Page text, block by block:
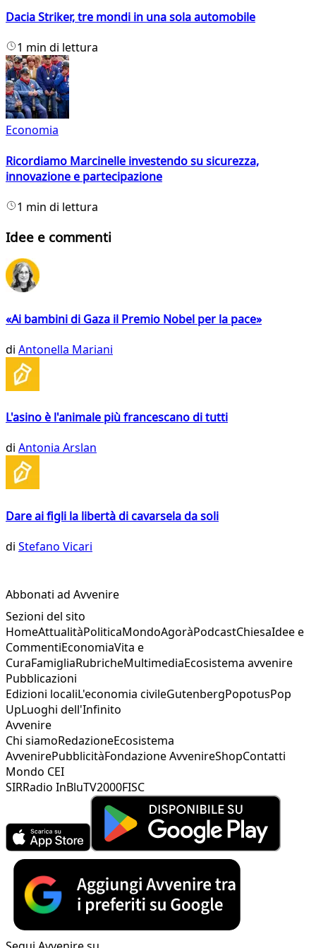
Dacia Striker, tre mondi in una sola automobile
1 min di lettura
Economia
Ricordiamo Marcinelle investendo su sicurezza,
innovazione e partecipazione
1 min di lettura
Idee e commenti
«Ai bambini di Gaza il Premio Nobel per la pace»
di Antonella Mariani
L'asino è l'animale più francescano di tutti
di Antonia Arslan
Dare ai figli la libertà di cavarsela da soli
di Stefano Vicari
Abbonati ad Avvenire
Sezioni del sito
HomeAttualitàPoliticaMondoAgoràPodcastChiesaIdee e
CommentiEconomiaVita e
CuraFamigliaRubricheMultimediaEcosistema avvenire
Pubblicazioni
Edizioni localiL'economia civileGutenbergPopotusPop
UpLuoghi dell'Infinito
Avvenire
Chi siamoRedazioneEcosistema
AvvenirePubblicitàFondazione AvvenireShopContatti
Mondo CEI
SIRRadio InBluTV2000FISC